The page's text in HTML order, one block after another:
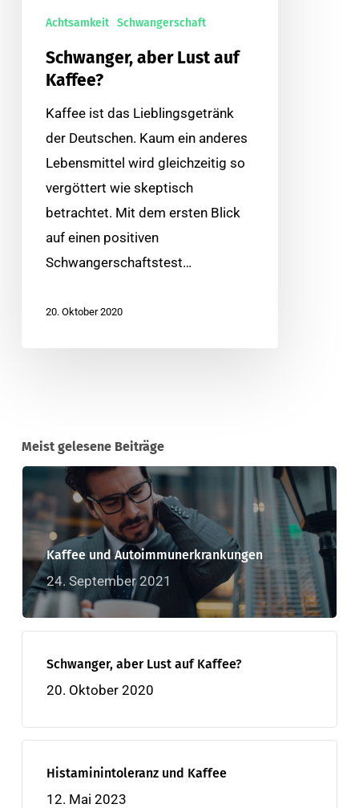
Achtsamkeit Schwangerschaft
Schwanger, aber Lust auf
Kaffee?
Kaffee ist das Lieblingsgetränk
der Deutschen. Kaum ein anderes
Lebensmittel wird gleichzeitig so
vergöttert wie skeptisch
betrachtet. Mit dem ersten Blick
auf einen positiven
Schwangerschaftstest…
20. Oktober 2020
Meist gelesene Beiträge
Kaffee und Autoimmunerkrankungen
24. September 2021
Schwanger, aber Lust auf Kaffee?
20. Oktober 2020
Histaminintoleranz und Kaffee
12. Mai 2023